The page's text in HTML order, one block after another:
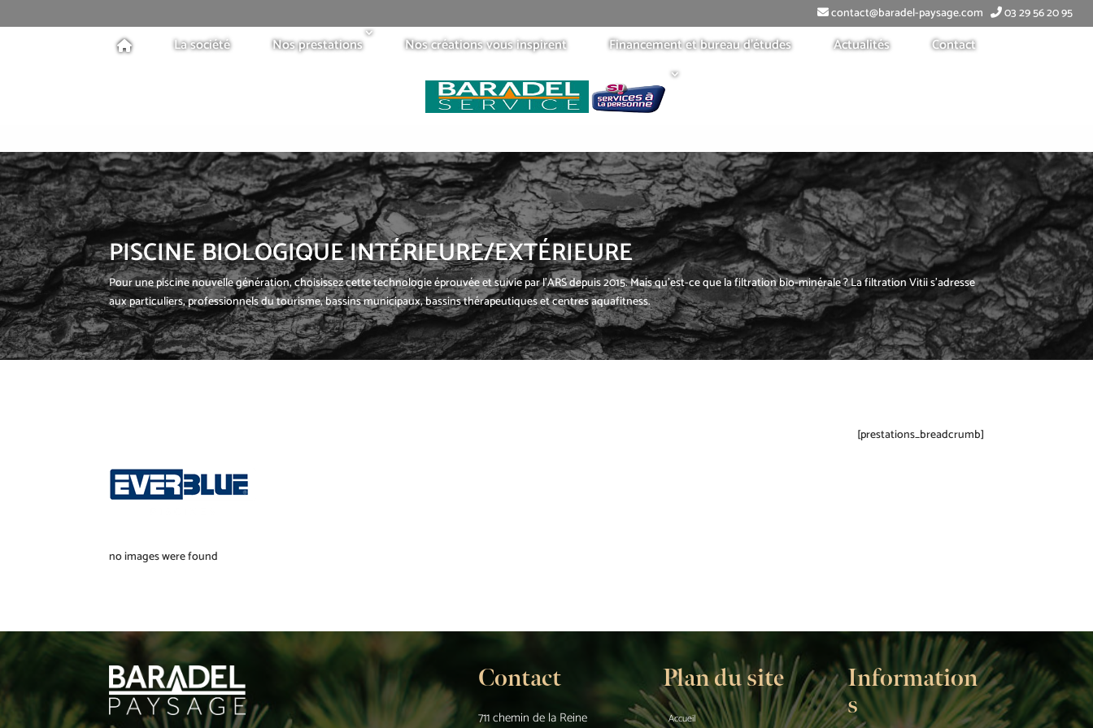
contact@baradel-paysage.com 03 29 56 20 95
La société Nos prestations Nos créations vous inspirent Financement et bureau d’études Actualités Contact
PISCINE BIOLOGIQUE INTÉRIEURE/EXTÉRIEURE
Pour une piscine nouvelle génération, choisissez cette technologie éprouvée et suivie par l’ARS depuis 2015. Mais qu’est-ce que la filtration bio-minérale ? La filtration Vitii s’adresse
aux particuliers, professionnels du tourisme, bassins municipaux, bassins thérapeutiques et centres aquafitness.
[prestations_breadcrumb]
no images were found
Contact
711 chemin de la Reine
Plan du site
Accueil
Information
s